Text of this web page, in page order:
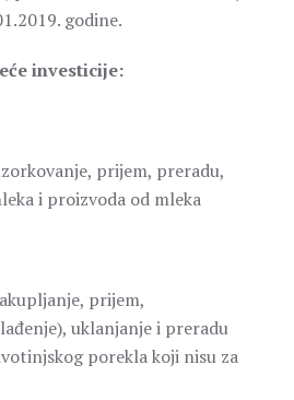
godine.
investicije:
prijem, preradu,
i proizvoda od mleka
prijem,
uklanjanje i preradu
porekla koji nisu za